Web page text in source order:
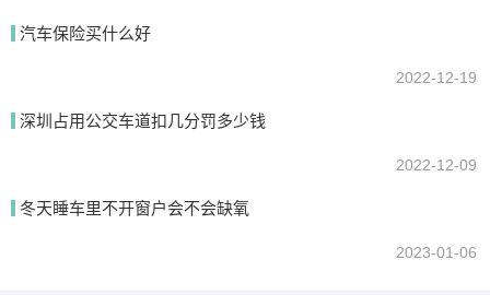
汽车保险买什么好
2022-12-19
深圳占用公交车道扣几分罚多少钱
2022-12-09
冬天睡车里不开窗户会不会缺氧
2023-01-06